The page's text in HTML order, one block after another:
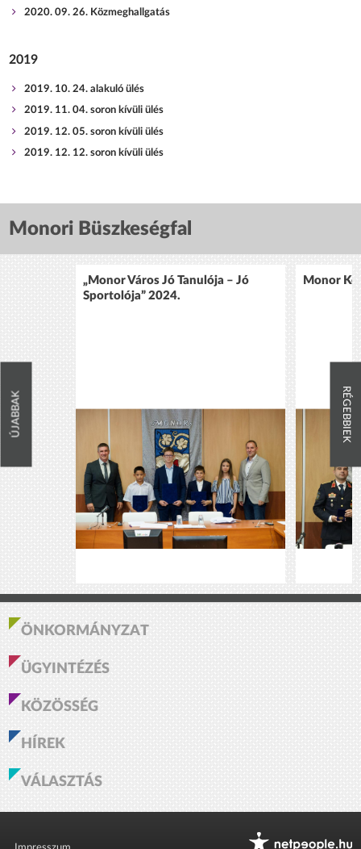
2020. 09. 26. Közmeghallgatás
2019
2019. 10. 24. alakuló ülés
2019. 11. 04. soron kívüli ülés
2019. 12. 05. soron kívüli ülés
2019. 12. 12. soron kívüli ülés
Monori Büszkeségfal
ÚJABBAK
„Monor Város Jó Tanulója – Jó
Sportolója” 2024.
Monor
RÉGEBBIEK
ÖNKORMÁNYZAT
ÜGYINTÉZÉS
KÖZÖSSÉG
HÍREK
VÁLASZTÁS